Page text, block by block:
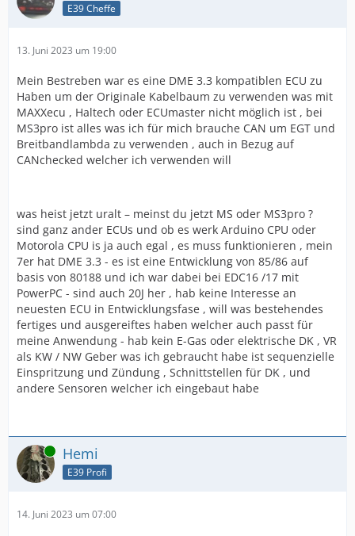
E39 Cheffe
13. Juni 2023 um 19:00
Mein Bestreben war es eine DME 3.3 kompatiblen ECU zu
Haben um der Originale Kabelbaum zu verwenden was mit
MAXXecu , Haltech oder ECUmaster nicht möglich ist , bei
MS3pro ist alles was ich für mich brauche CAN um EGT und
Breitbandlambda zu verwenden , auch in Bezug auf
CANchecked welcher ich verwenden will
was heist jetzt uralt – meinst du jetzt MS oder MS3pro ?
sind ganz ander ECUs und ob es werk Arduino CPU oder
Motorola CPU is ja auch egal , es muss funktionieren , mein
7er hat DME 3.3 - es ist eine Entwicklung von 85/86 auf
basis von 80188 und ich war dabei bei EDC16 /17 mit
PowerPC - sind auch 20J her , hab keine Interesse an
neuesten ECU in Entwicklungsfase , will was bestehendes
fertiges und ausgereiftes haben welcher auch passt für
meine Anwendung - hab kein E-Gas oder elektrische DK , VR
als KW / NW Geber was ich gebraucht habe ist sequenzielle
Einspritzung und Zündung , Schnittstellen für DK , und
andere Sensoren welcher ich eingebaut habe
Online Hemi
E39 Profi
14. Juni 2023 um 07:00